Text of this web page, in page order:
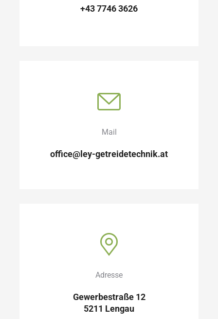
+43 7746 3626
Mail
office@ley-getreidetechnik.at
Adresse
Gewerbestraße 12
5211 Lengau